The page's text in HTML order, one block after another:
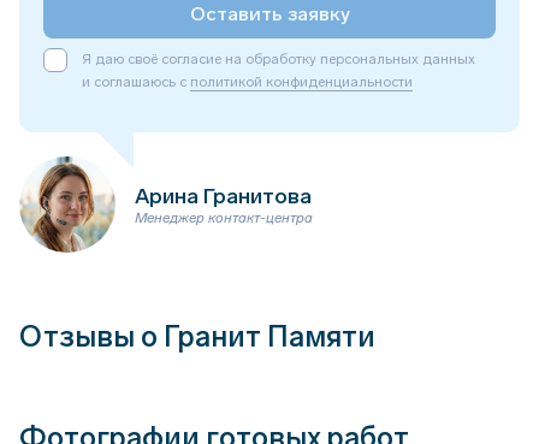
Оставить заявку
Я даю своё согласие на обработку персональных данных
и соглашаюсь с политикой конфиденциальности
Арина Гранитова
Менеджер контакт-центра
Отзывы о Гранит Памяти